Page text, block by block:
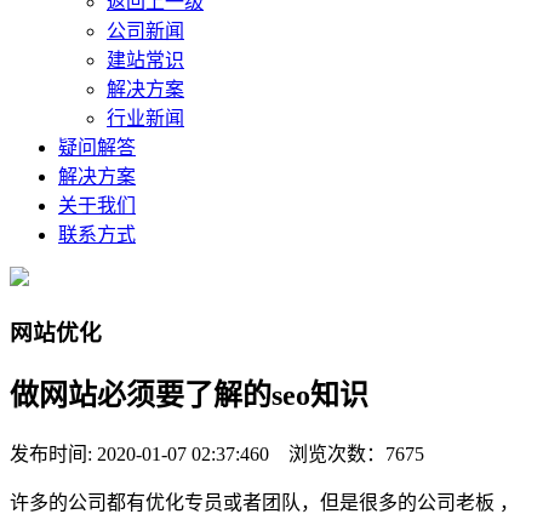
公司新闻
建站常识
解决方案
行业新闻
疑问解答
解决方案
关于我们
联系方式
网站优化
做网站必须要了解的seo知识
发布时间: 2020-01-07 02:37:460 浏览次数：7675
许多的公司都有优化专员或者团队，但是很多的公司老板 ，